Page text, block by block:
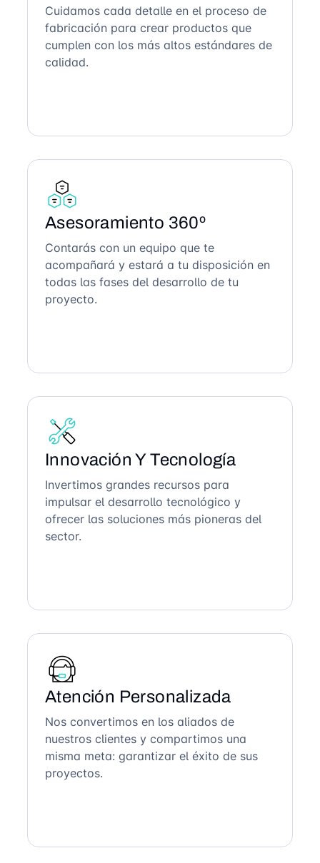
Cuidamos cada detalle en el proceso de
fabricación para crear productos que
cumplen con los más altos estándares de
calidad.
Asesoramiento 360º
Contarás con un equipo que te
acompañará y estará a tu disposición en
todas las fases del desarrollo de tu
proyecto.
Innovación Y Tecnología
Invertimos grandes recursos para
impulsar el desarrollo tecnológico y
ofrecer las soluciones más pioneras del
sector.
Atención Personalizada
Nos convertimos en los aliados de
nuestros clientes y compartimos una
misma meta: garantizar el éxito de sus
proyectos.